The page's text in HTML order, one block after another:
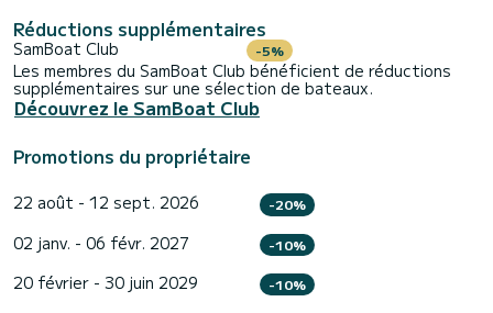
Réductions supplémentaires
SamBoat Club -5%
Les membres du SamBoat Club bénéficient de réductions
supplémentaires sur une sélection de bateaux.
Découvrez le SamBoat Club
Promotions du propriétaire
22 août - 12 sept. 2026 -20%
02 janv. - 06 févr. 2027 -10%
20 février - 30 juin 2029 -10%